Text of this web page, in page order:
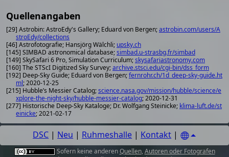
Quellenangaben
[29] Astrobin: AstroEdy's Gallery; Eduard von Bergen;astrobin.com/users/A
stroEdy/collections
[46] Astrofotografie; Hansjörg Wälchli; upsky.ch
[145] SIMBAD astronomical database;simbad.u-strasbg.fr/simbad
[149] SkySafari 6 Pro, Simulation Curriculum;skysafariastronomy.com
[160] The STScI Digitized Sky Survey;archive.stsci.edu/cgi-bin/dss_form
[192] Deep-Sky Guide; Eduard von Bergen;fernrohr.ch/1d_deep-sky-guide.ht
ml; 2020-12-25
[215] Hubble’s Messier Catalog;science.nasa.gov/mission/hubble/science/e
xplore-the-night-sky/hubble-messier-catalog; 2020-12-31
[277] Historische Deep-Sky Kataloge; Dr. Wolfgang Steinicke; klima-luft.de/st
einicke; 2021-02-17
DSC | Neu | Ruhmeshalle | Kontakt |
Sofern keine anderenQuellen,Autoren oder Fotografen